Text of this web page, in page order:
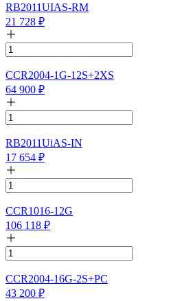
RB2011UIAS-RM
21 728 ₽
CCR2004-1G-12S+2XS
64 900 ₽
RB2011UiAS-IN
17 654 ₽
CCR1016-12G
106 118 ₽
CCR2004-16G-2S+PC
43 200 ₽